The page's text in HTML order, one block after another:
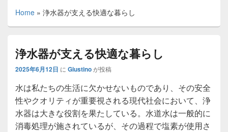
Home » 浄水器が支える快適な暮らし
浄水器が支える快適な暮らし
2025年6月12日 に Giustinoが投稿
水は私たちの生活に欠かせないものであり、その安全
性やクオリティが重要視される現代社会において、浄
水器は大きな役割を果たしている。 水道水は一般的に
消毒処理が施されているが、その過程で塩素が使用さ